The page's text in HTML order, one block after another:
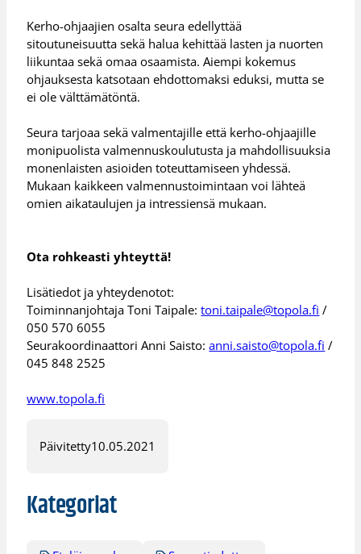
Kerho-ohjaajien osalta seura edellyttää
sitoutuneisuutta sekä halua kehittää lasten ja nuorten
liikuntaa sekä omaa osaamista. Aiempi kokemus
ohjauksesta katsotaan ehdottomaksi eduksi, mutta se
ei ole välttämätöntä.
Seura tarjoaa sekä valmentajille että kerho-ohjaajille
monipuolista valmennuskoulutusta ja mahdollisuuksia
monenlaisten asioiden toteuttamiseen yhdessä.
Mukaan kaikkeen valmennustoimintaan voi lähteä
omien aikataulujen ja intressiensä mukaan.
Ota rohkeasti yhteyttä!
Lisätiedot ja yhteydenotot:
Toiminnanjohtaja Toni Taipale:toni.taipale@topola.fi /
050 570 6055
Seurakoordinaattori Anni Saisto:anni.saisto@topola.fi /
045 848 2525
www.topola.fi
Päivitetty10.05.2021
Kategoriat